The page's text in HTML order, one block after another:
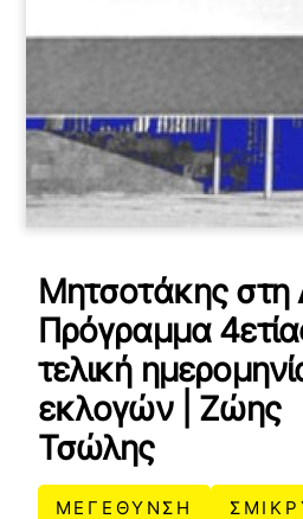
Μητσοτάκης
Πρόγραμμα
τελική
εκλογών | Ζώης
Τσώλης
ΜΕΓΕΘΥΝΣΗ